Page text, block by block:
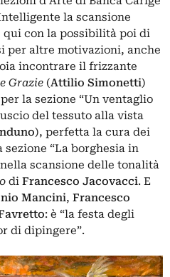
la scansione
qui con la possibilità poi di
per altre motivazioni, anche
incontrare il frizzante
Grazie (Attilio Simonetti)
la sezione “Un ventaglio
del tessuto alla vista
), perfetta la cura dei
“La borghesia in
scansione delle tonalità
di Francesco Jacovacci. E
Mancini, Francesco
: è “la festa degli
di dipingere”.